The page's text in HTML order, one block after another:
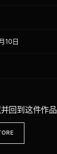
10日
回到这件作品